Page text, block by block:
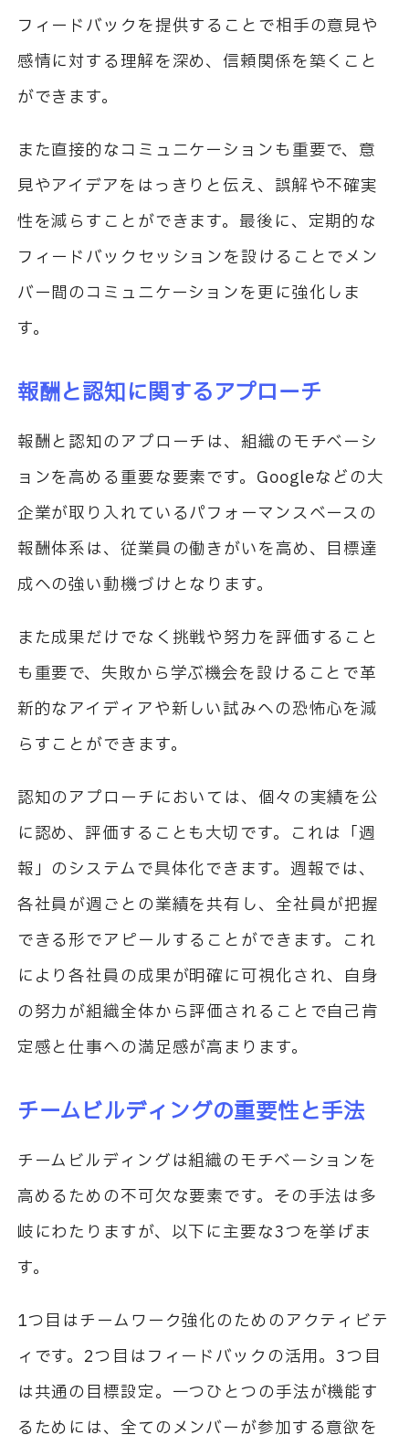
フィードバックを提供することで相手の意見や
感情に対する理解を深め、信頼関係を築くこと
ができます。
また直接的なコミュニケーションも重要で、意
見やアイデアをはっきりと伝え、誤解や不確実
性を減らすことができます。最後に、定期的な
フィードバックセッションを設けることでメン
バー間のコミュニケーションを更に強化しま
す。
報酬と認知に関するアプローチ
報酬と認知のアプローチは、組織のモチベーシ
ョンを高める重要な要素です。Googleなどの大
企業が取り入れているパフォーマンスベースの
報酬体系は、従業員の働きがいを高め、目標達
成への強い動機づけとなります。
また成果だけでなく挑戦や努力を評価すること
も重要で、失敗から学ぶ機会を設けることで革
新的なアイディアや新しい試みへの恐怖心を減
らすことができます。
認知のアプローチにおいては、個々の実績を公
に認め、評価することも大切です。これは「週
報」のシステムで具体化できます。週報では、
各社員が週ごとの業績を共有し、全社員が把握
できる形でアピールすることができます。これ
により各社員の成果が明確に可視化され、自身
の努力が組織全体から評価されることで自己肯
定感と仕事への満足感が高まります。
チームビルディングの重要性と手法
チームビルディングは組織のモチベーションを
高めるための不可欠な要素です。その手法は多
岐にわたりますが、以下に主要な3つを挙げま
す。
1つ目はチームワーク強化のためのアクティビテ
ィです。2つ目はフィードバックの活用。3つ目
は共通の目標設定。一つひとつの手法が機能す
るためには、全てのメンバーが参加する意欲を